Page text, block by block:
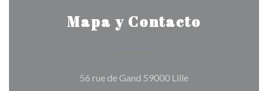
Mapa y Contacto
56 rue de Gand 59000 Lille((abre en una